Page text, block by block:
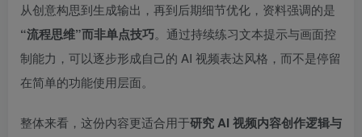
从创意构思到生成输出，再到后期细节优化，资料强调的是
“流程思维”而非单点技巧。通过持续练习文本提示与画面控
制能力，可以逐步形成自己的 AI 视频表达风格，而不是停留
在简单的功能使用层面。
整体来看，这份内容更适合用于研究 AI 视频内容创作逻辑与